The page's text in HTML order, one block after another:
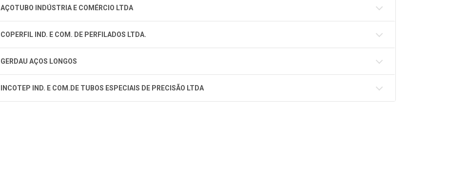
AÇOTUBO INDÚSTRIA E COMÉRCIO LTDA
COPERFIL IND. E COM. DE PERFILADOS LTDA.
GERDAU AÇOS LONGOS
INCOTEP IND. E COM.DE TUBOS ESPECIAIS DE PRECISÃO LTDA